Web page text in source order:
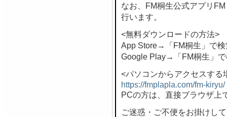
なお、FM桐生公式アプリ
行います。
<無料ダウンロードの方法>
App Store→「FM桐生」で検
Google Play→「FM桐生」
<パソコンからアクセスする
https://fmplapla.com/fm-kiryu/
PCの方は、直接ブラウザ上
ご迷惑・ご不便をお掛けし